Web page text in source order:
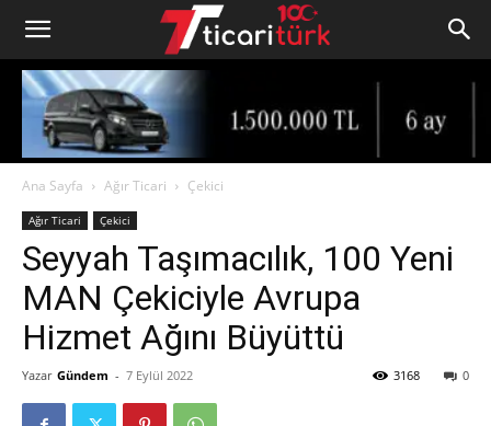
Ana Sayfa Ağır Ticari Çekici
Ağır Ticari Çekici
Seyyah Taşımacılık, 100 Yeni
MAN Çekiciyle Avrupa
Hizmet Ağını Büyüttü
Yazar Gündem - 7 Eylül 2022 0
3168